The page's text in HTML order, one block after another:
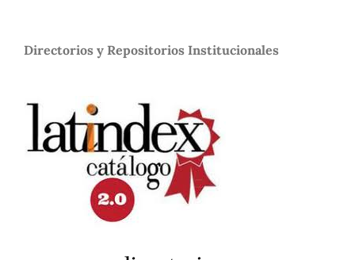
Directorios y Repositorios Institucionales